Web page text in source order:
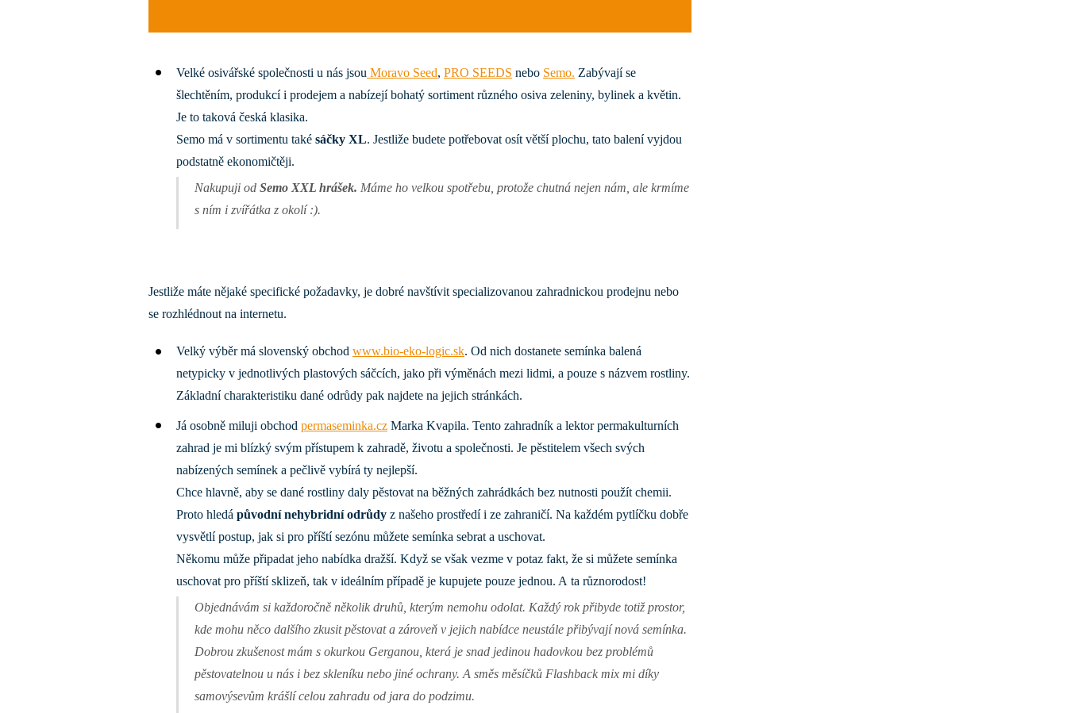
Velké osivářské společnosti u nás jsou Moravo Seed, PRO SEEDS nebo Semo. Zabývají se
šlechtěním, produkcí i prodejem a nabízejí bohatý sortiment různého osiva zeleniny, bylinek a květin.
Je to taková česká klasika.
Semo má v sortimentu také sáčky XL. Jestliže budete potřebovat osít větší plochu, tato balení vyjdou
podstatně ekonomičtěji.
Nakupuji od Semo XXL hrášek. Máme ho velkou spotřebu, protože chutná nejen nám, ale krmíme
s ním i zvířátka z okolí :).
Jestliže máte nějaké specifické požadavky, je dobré navštívit specializovanou zahradnickou prodejnu nebo
se rozhlédnout na internetu.
Velký výběr má slovenský obchod www.bio-eko-logic.sk. Od nich dostanete semínka balená
netypicky v jednotlivých plastových sáčcích, jako při výměnách mezi lidmi, a pouze s názvem rostliny.
Základní charakteristiku dané odrůdy pak najdete na jejich stránkách.
Já osobně miluji obchod permaseminka.cz Marka Kvapila. Tento zahradník a lektor permakulturních
zahrad je mi blízký svým přístupem k zahradě, životu a společnosti. Je pěstitelem všech svých
nabízených semínek a pečlivě vybírá ty nejlepší.
Chce hlavně, aby se dané rostliny daly pěstovat na běžných zahrádkách bez nutnosti použít chemii.
Proto hledá původní nehybridní odrůdy z našeho prostředí i ze zahraničí. Na každém pytlíčku dobře
vysvětlí postup, jak si pro příští sezónu můžete semínka sebrat a uschovat.
Někomu může připadat jeho nabídka dražší. Když se však vezme v potaz fakt, že si můžete semínka
uschovat pro příští sklizeň, tak v ideálním případě je kupujete pouze jednou. A ta různorodost!
Objednávám si každoročně několik druhů, kterým nemohu odolat. Každý rok přibyde totiž prostor,
kde mohu něco dalšího zkusit pěstovat a zároveň v jejich nabídce neustále přibývají nová semínka.
Dobrou zkušenost mám s okurkou Gerganou , která je snad jedinou hadovkou bez problémů
pěstovatelnou u nás i bez skleníku nebo jiné ochrany. A směs měsíčků Flashback mix mi díky
samovýsevům krášlí celou zahradu od jara do podzimu.